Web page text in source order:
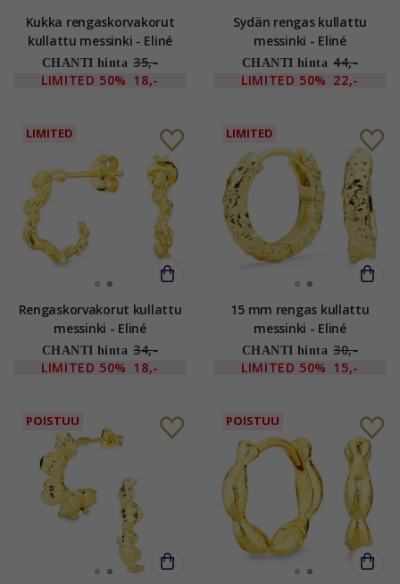
Kukka rengaskorvakorut
kullattu messinki - Eliné
CHANTI hinta 35,-
LIMITED 50% 18,-
Sydän rengas kullattu
messinki - Eliné
CHANTI hinta 44,-
LIMITED 50% 22,-
LIMITED
Rengaskorvakorut kullattu
messinki - Eliné
CHANTI hinta 34,-
LIMITED 50% 18,-
LIMITED
15 mm rengas kullattu
messinki - Eliné
CHANTI hinta 30,-
LIMITED 50% 15,-
POISTUU POISTUU